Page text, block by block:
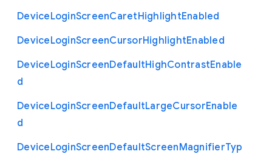
DeviceLoginScreenCaretHighlightEnabled
DeviceLoginScreenCursorHighlightEnabled
DeviceLoginScreenDefaultHighContrastEnable
d
DeviceLoginScreenDefaultLargeCursorEnable
d
DeviceLoginScreenDefaultScreenMagnifierTyp